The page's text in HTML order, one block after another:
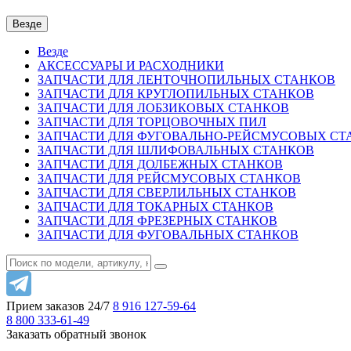
Везде
Везде
АКСЕССУАРЫ И РАСХОДНИКИ
ЗАПЧАСТИ ДЛЯ ЛЕНТОЧНОПИЛЬНЫХ СТАНКОВ
ЗАПЧАСТИ ДЛЯ КРУГЛОПИЛЬНЫХ СТАНКОВ
ЗАПЧАСТИ ДЛЯ ЛОБЗИКОВЫХ СТАНКОВ
ЗАПЧАСТИ ДЛЯ ТОРЦОВОЧНЫХ ПИЛ
ЗАПЧАСТИ ДЛЯ ФУГОВАЛЬНО-РЕЙСМУСОВЫХ
ЗАПЧАСТИ ДЛЯ ШЛИФОВАЛЬНЫХ СТАНКОВ
ЗАПЧАСТИ ДЛЯ ДОЛБЕЖНЫХ СТАНКОВ
ЗАПЧАСТИ ДЛЯ РЕЙСМУСОВЫХ СТАНКОВ
ЗАПЧАСТИ ДЛЯ СВЕРЛИЛЬНЫХ СТАНКОВ
ЗАПЧАСТИ ДЛЯ ТОКАРНЫХ СТАНКОВ
ЗАПЧАСТИ ДЛЯ ФРЕЗЕРНЫХ СТАНКОВ
ЗАПЧАСТИ ДЛЯ ФУГОВАЛЬНЫХ СТАНКОВ
Прием заказов 24/7 8 916 127-59-64
8 800 333-61-49
Заказать обратный звонок